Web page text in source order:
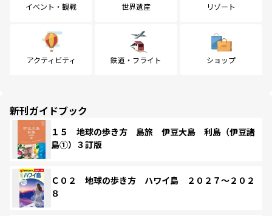
イベント・観戦 世界遺産 リゾート
アクティビティ 鉄道・フライト ショップ
新刊ガイドブック
１５ 地球の歩き方 島旅 伊豆大島 利島（伊豆諸
島①）３訂版
Ｃ０２ 地球の歩き方 ハワイ島 ２０２７～２０２
８